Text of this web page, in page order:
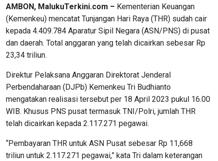
AMBON, MalukuTerkini.com – Kementerian Keuangan
(Kemenkeu) mencatat Tunjangan Hari Raya (THR) sudah cair
kepada 4.409.784 Aparatur Sipil Negara (ASN/PNS) di pusat
dan daerah. Total anggaran yang telah dicairkan sebesar Rp
23,34 triliun.
Direktur Pelaksana Anggaran Direktorat Jenderal
Perbendaharaan (DJPb) Kemenkeu Tri Budhianto
mengatakan realisasi tersebut per 18 April 2023 pukul 16.00
WIB. Khusus PNS pusat termasuk TNI/Polri, jumlah THR
telah dicairkan kepada 2.117.271 pegawai.
“Pembayaran THR untuk ASN Pusat sebesar Rp 11,668
triliun untuk 2.117.271 pegawai,” kata Tri dalam keterangan